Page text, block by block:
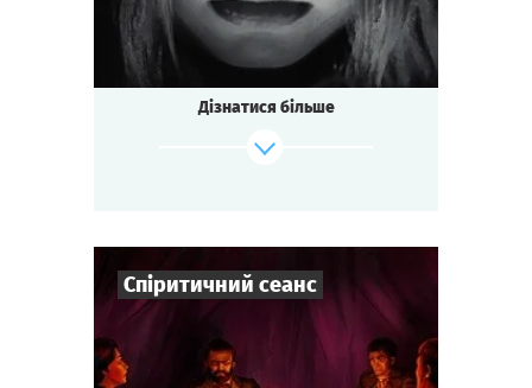
Зіграти Дивитися сценарій
Дізнатися більше
Спіритичний сеанс
Гравців